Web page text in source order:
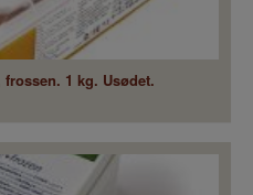
1 kg. Usødet.